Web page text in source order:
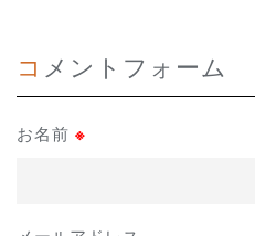
コメントフォーム
お名前 ※